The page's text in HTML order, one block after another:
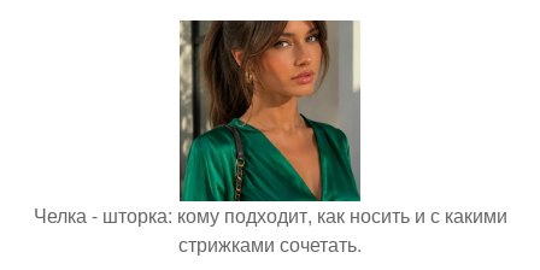
Челка - шторка: кому подходит, как носить и с какими
стрижками сочетать.